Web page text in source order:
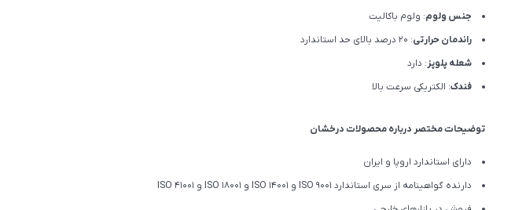
جنس ولوم: ولوم باکالیت
راندمان حرارتی: 20 درصد بالای حد استاندارد
شعله پلوپز: دارد
فندک: الکتریکی سرعت بالا
توضیحات مختصر درباره محصولات درخشان
دارای استاندارد اروپا و ایران
دارنده گواهینامه از سری استاندارد ISO 9001 و ISO 14001 و ISO 18001 و ISO 41001